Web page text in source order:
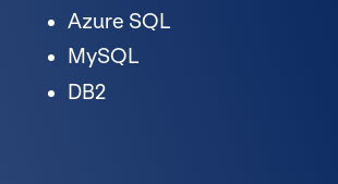
Azure SQL
MySQL
DB2